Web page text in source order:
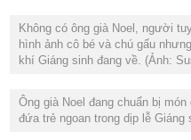
Không có ông già Noel, người
hình ảnh cô bé và chú gấu
khí Giáng sinh đang về. (Ảnh:
Ông già Noel đang chuẩn bị
đứa trẻ ngoan trong dịp lễ